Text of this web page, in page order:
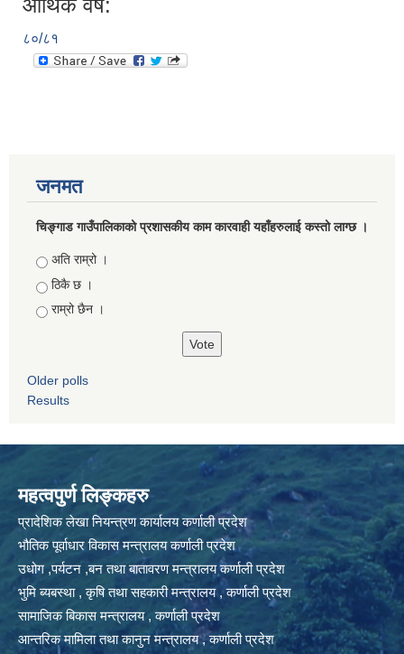
आर्थिक वर्ष:
८०/८१
जनमत
चिङ्गाड गाउँपालिकाको प्रशासकीय काम कारवाही यहाँहरुलाई कस्तो लाग्छ ।
Choices
अति राम्रो ।
ठिकै छ ।
राम्रो छैन ।
Older polls
Results
महत्वपुर्ण लिङ्कहरु
प्रादेशिक लेखा नियन्त्रण कार्यालय कर्णाली प्रदेश
भौतिक पूर्वाधार विकास मन्त्रालय कर्णाली प्रदेश
उधोग ,पर्यटन ,बन तथा बातावरण मन्त्रालय कर्णाली प्रदेश
भुमि ब्यबस्था , कृषि तथा सहकारी मन्त्रालय , कर्णाली प्रदेश
सामाजिक बिकास मन्त्रालय , कर्णाली प्रदेश
आन्तरिक मामिला तथा कानुन मन्त्रालय , कर्णाली प्रदेश